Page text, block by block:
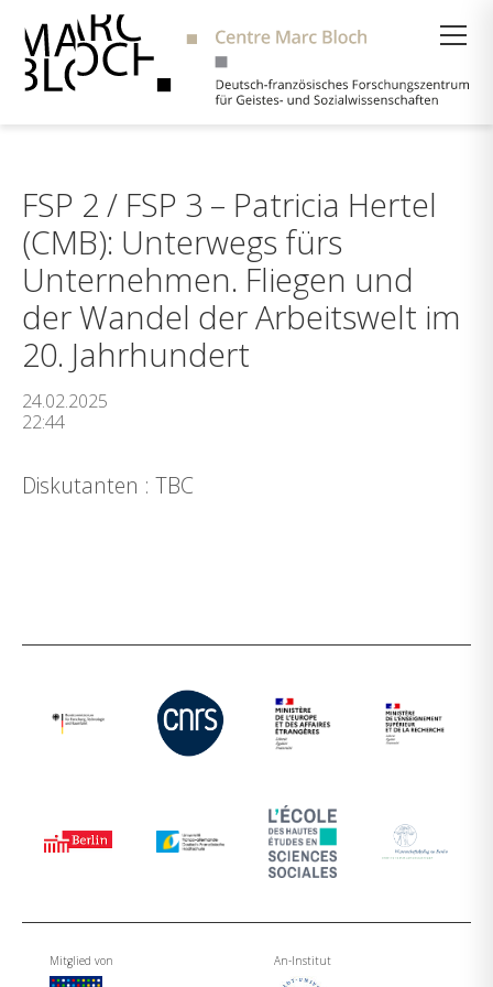
FSP 2 / FSP 3 – Patricia Hertel
(CMB): Unterwegs fürs
Unternehmen. Fliegen und
der Wandel der Arbeitswelt im
20. Jahrhundert
24.02.2025
22:44
Diskutanten : TBC
Mitglied von An-Institut